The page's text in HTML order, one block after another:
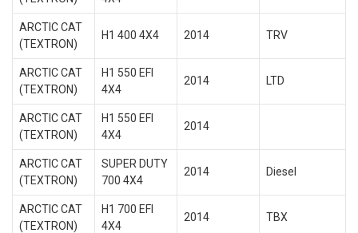
ARCTIC CAT
(TEXTRON)
H1 400 4X4 2014 TRV
ARCTIC CAT
(TEXTRON)
H1 550 EFI
4X4
2014 LTD
ARCTIC CAT
(TEXTRON)
H1 550 EFI
4X4
2014
ARCTIC CAT
(TEXTRON)
SUPER DUTY
700 4X4
2014 Diesel
ARCTIC CAT
(TEXTRON)
H1 700 EFI
4X4
2014 TBX